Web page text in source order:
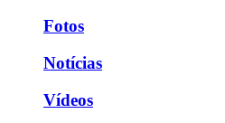
Fotos
Notícias
Vídeos